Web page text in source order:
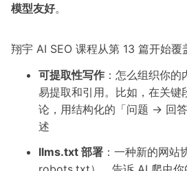
模型友好。
翔宇 AI SEO 课程从第 13 篇开始覆
可提取性写作 ：怎么组织你
易提取和引用。比如，在关键
论，用结构化的「问题 → 回
述
llms.txt 部署 ：一种新的网站